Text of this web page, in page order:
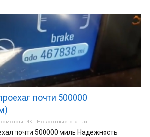
почти 500000
4K Новостные статьи
почти 500000 миль Надежность